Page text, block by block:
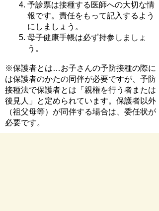
予診票は接種する医師への大切な情
報です。責任をもって記入するよう
にしましょう。
母子健康手帳は必ず持参しましょ
う。
※保護者とは…お子さんの予防接種の際に
は保護者のかたの同伴が必要ですが、予防
接種法で保護者とは「親権を行う者または
後見人」と定められています。保護者以外
（祖父母等）が同伴する場合は、委任状が
必要です。